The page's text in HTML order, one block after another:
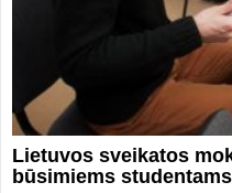
Lietuvos sveikatos
būsimiems